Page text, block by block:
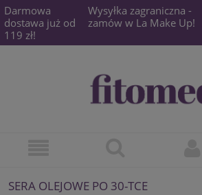
Darmowa
dostawa już od
119 zł!
Wysyłka zagraniczna -
zamów w La Make Up!
SERA OLEJOWE PO 30-TCE